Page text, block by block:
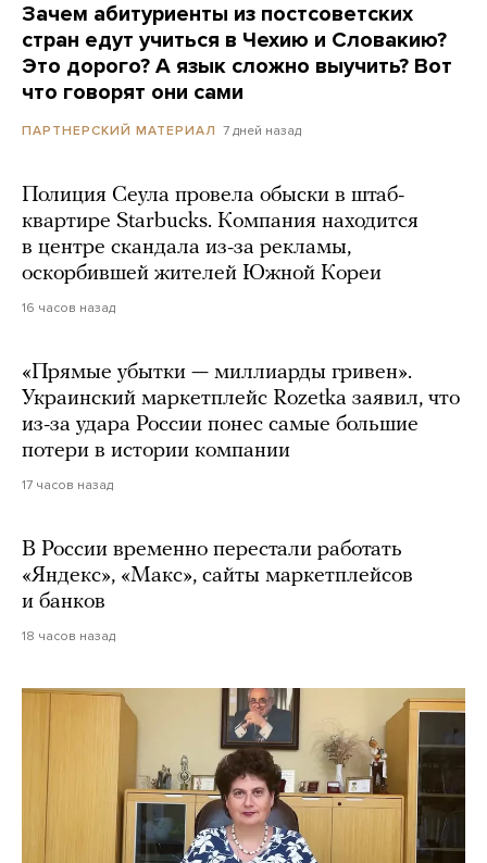
Зачем абитуриенты из постсоветских
стран едут учиться в Чехию и Словакию?
Это дорого? А язык сложно выучить? Вот
что говорят они сами
ПАРТНЕРСКИЙ МАТЕРИАЛ 7 дней назад
Полиция Сеула провела обыски в штаб-
квартире Starbucks. Компания находится
в центре скандала из-за рекламы,
оскорбившей жителей Южной Кореи
16 часов назад
«Прямые убытки — миллиарды гривен».
Украинский маркетплейс Rozetka заявил, что
из-за удара России понес самые большие
потери в истории компании
17 часов назад
В России временно перестали работать
«Яндекс», «Макс», сайты маркетплейсов
и банков
18 часов назад